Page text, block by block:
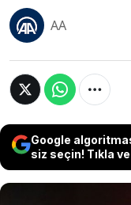
AA
Google
siz seçin! Tıkla